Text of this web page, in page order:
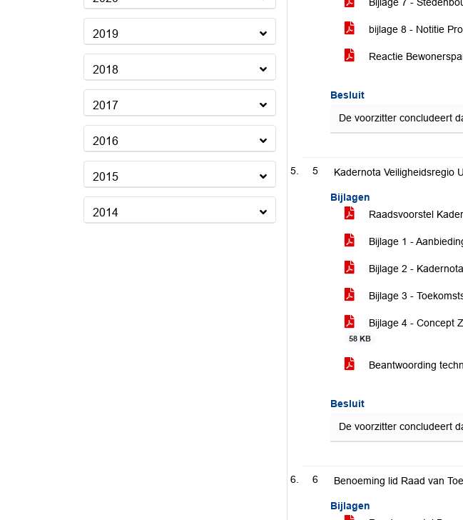
2019
2018
2017
2016
2015
2014
bijlage 8 - Notitie
Reactie
Besluit
De voorzitter concludeert
5 Kadernota Veiligheidsregio
Bijlagen
Raadsvoorstel
Bijlage 1 -
Bijlage 2 -
Bijlage 3 -
Bijlage 4 - Concept
58 KB
Beantwoording
Besluit
De voorzitter concludeert
6 Benoeming lid Raad van
Bijlagen